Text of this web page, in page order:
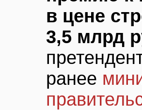
в цене
3,5 млрд
ранее